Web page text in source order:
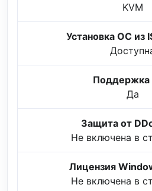
KVM
Установка ОС из
Поддержка
Да
Защита от
Не включена в
Лицензия
Не включена в